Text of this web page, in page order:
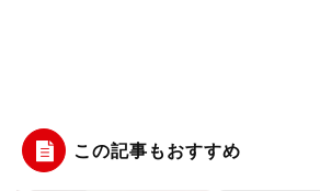
この記事もおすすめ